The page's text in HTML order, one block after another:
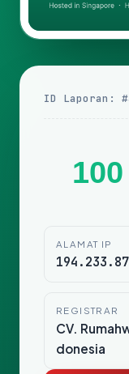
ID Laporan:
100
ALAMAT IP
REGISTRAR
CV.
donesia